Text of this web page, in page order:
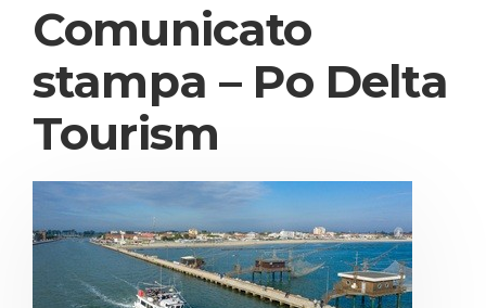
Comunicato
stampa – Po Delta
Tourism